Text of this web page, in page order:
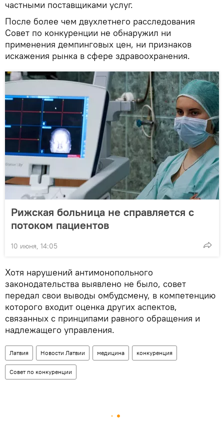
частными поставщиками услуг.
После более чем двухлетнего расследования
Совет по конкуренции не обнаружил ни
применения демпинговых цен, ни признаков
искажения рынка в сфере здравоохранения.
Рижская больница не справляется с
потоком пациентов
10 июня, 14:05
Хотя нарушений антимонопольного
законодательства выявлено не было, совет
передал свои выводы омбудсмену, в компетенцию
которого входит оценка других аспектов,
связанных с принципами равного обращения и
надлежащего управления.
Латвия Новости Латвии медицина конкуренция
Совет по конкуренции